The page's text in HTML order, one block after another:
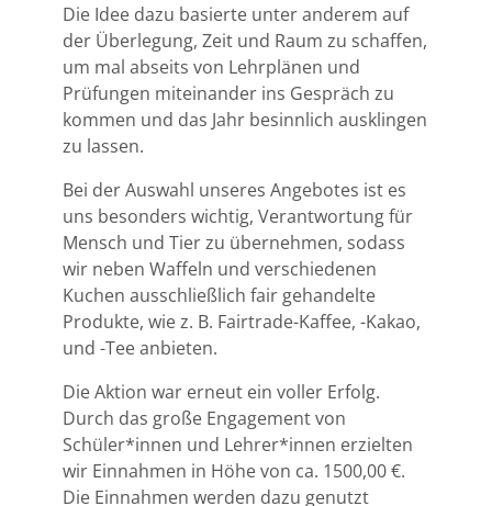
Die Idee dazu basierte unter anderem auf
der Überlegung, Zeit und Raum zu schaffen,
um mal abseits von Lehrplänen und
Prüfungen miteinander ins Gespräch zu
kommen und das Jahr besinnlich ausklingen
zu lassen.
Bei der Auswahl unseres Angebotes ist es
uns besonders wichtig, Verantwortung für
Mensch und Tier zu übernehmen, sodass
wir neben Waffeln und verschiedenen
Kuchen ausschließlich fair gehandelte
Produkte, wie z. B. Fairtrade-Kaffee, -Kakao,
und -Tee anbieten.
Die Aktion war erneut ein voller Erfolg.
Durch das große Engagement von
Schüler*innen und Lehrer*innen erzielten
wir Einnahmen in Höhe von ca. 1500,00 €.
Die Einnahmen werden dazu genutzt